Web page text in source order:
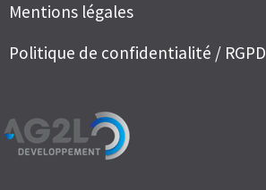
Mentions légales
Politique de confidentialité / RGPD